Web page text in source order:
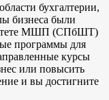
бухгалтерии,
бизнеса были
МШП (СПбШТ)
программы для
курсы
или повысить
и вы достигните